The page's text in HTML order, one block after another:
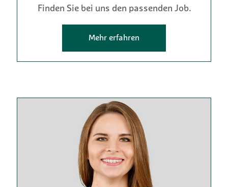
Finden Sie bei uns den passenden Job.
Mehr erfahren